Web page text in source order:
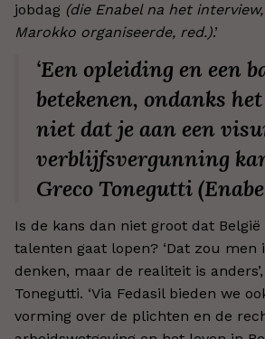
jobdag (die Enabel na het
Marokko organiseerde, red.).’
‘Een opleiding en een
betekenen, ondanks
niet dat je aan een
verblijfsvergunning
Greco Tonegutti
Is de kans dan niet groot dat
talenten gaat lopen? ‘Dat zou men
denken, maar de realiteit is
Tonegutti. ‘Via Fedasil bieden we
vorming over de plichten en de